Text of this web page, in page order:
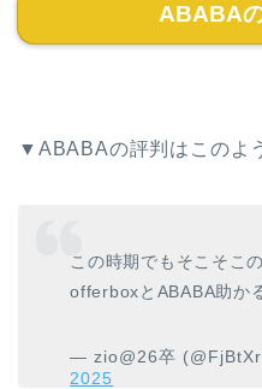
ABABA
▼ABABAの評判はこのよ
この時期でもそこそこ
offerboxとABABA助か
— zio@26卒
2025